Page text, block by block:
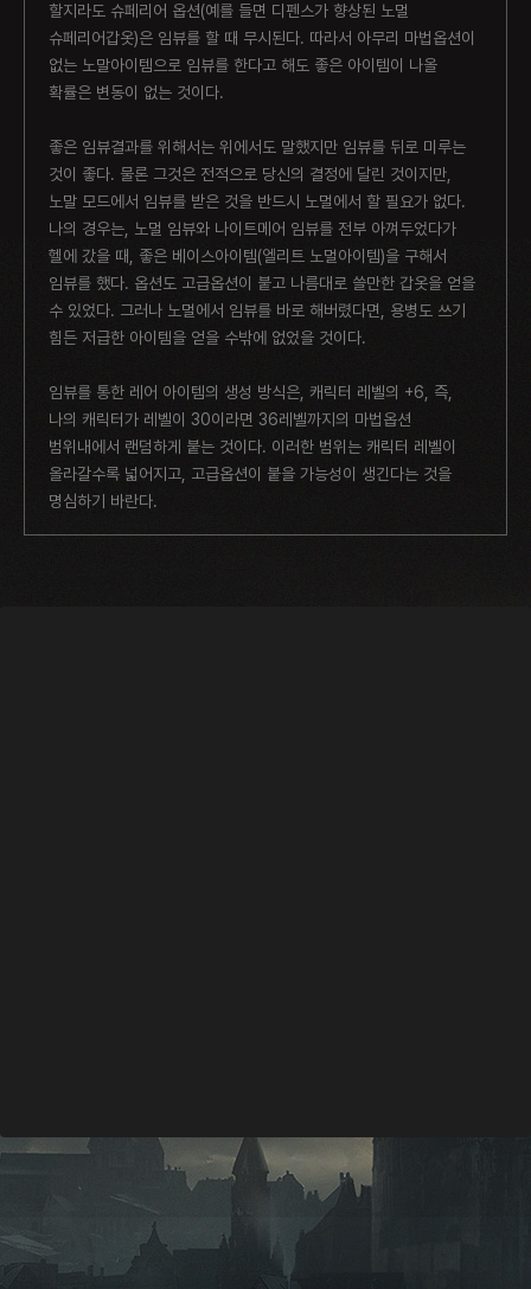
할지라도 슈페리어 옵션(예를 들면 디펜스가 향상된 노멀
슈페리어갑옷)은 임뷰를 할 때 무시된다. 따라서 아무리 마법옵션이
없는 노말아이템으로 임뷰를 한다고 해도 좋은 아이템이 나올
확률은 변동이 없는 것이다.
좋은 임뷰결과를 위해서는 위에서도 말했지만 임뷰를 뒤로 미루는
것이 좋다. 물론 그것은 전적으로 당신의 결정에 달린 것이지만,
노말 모드에서 임뷰를 받은 것을 반드시 노멀에서 할 필요가 없다.
나의 경우는, 노멀 임뷰와 나이트메어 임뷰를 전부 아껴두었다가
헬에 갔을 때, 좋은 베이스아이템(엘리트 노멀아이템)을 구해서
임뷰를 했다. 옵션도 고급옵션이 붙고 나름대로 쓸만한 갑옷을 얻을
수 있었다. 그러나 노멀에서 임뷰를 바로 해버렸다면, 용병도 쓰기
힘든 저급한 아이템을 얻을 수밖에 없었을 것이다.
임뷰를 통한 레어 아이템의 생성 방식은, 캐릭터 레벨의 +6, 즉,
나의 캐릭터가 레벨이 30이라면 36레벨까지의 마법옵션
범위내에서 랜덤하게 붙는 것이다. 이러한 범위는 캐릭터 레벨이
올라갈수록 넓어지고, 고급옵션이 붙을 가능성이 생긴다는 것을
명심하기 바란다.